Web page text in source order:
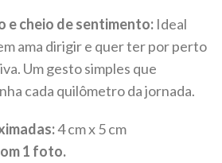
e cheio de sentimento: Ideal
ama dirigir e quer ter por perto
Um gesto simples que
cada quilômetro da jornada.
4 cm x 5 cm
1 foto.